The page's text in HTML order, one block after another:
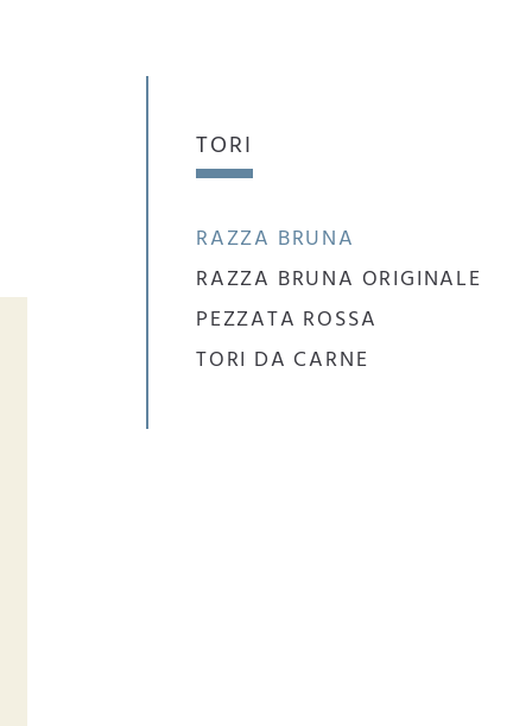
TORI
RAZZA BRUNA
RAZZA BRUNA ORIGINALE
PEZZATA ROSSA
TORI DA CARNE